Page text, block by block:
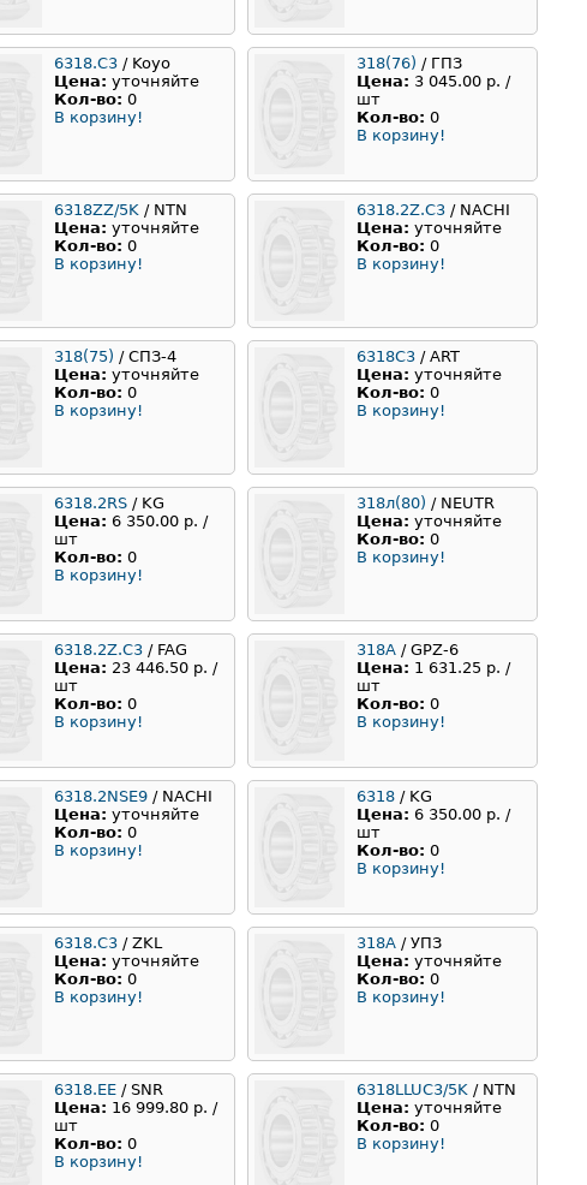
6318.С3 / Koyo
Цена: уточняйте
Кол-во: 0
В корзину!
318(76) / ГПЗ
Цена: 3 045.00 р. /
шт
Кол-во: 0
В корзину!
6318ZZ/5K / NTN
Цена: уточняйте
Кол-во: 0
В корзину!
6318.2Z.C3 / NACHI
Цена: уточняйте
Кол-во: 0
В корзину!
318(75) / СПЗ-4
Цена: уточняйте
Кол-во: 0
В корзину!
6318C3 / ART
Цена: уточняйте
Кол-во: 0
В корзину!
6318.2RS / KG
Цена: 6 350.00 р. /
шт
Кол-во: 0
В корзину!
318л(80) / NEUTR
Цена: уточняйте
Кол-во: 0
В корзину!
6318.2Z.C3 / FAG
Цена: 23 446.50 р. /
шт
Кол-во: 0
В корзину!
318А / GPZ-6
Цена: 1 631.25 р. /
шт
Кол-во: 0
В корзину!
6318.2NSE9 / NACHI
Цена: уточняйте
Кол-во: 0
В корзину!
6318 / KG
Цена: 6 350.00 р. /
шт
Кол-во: 0
В корзину!
6318.С3 / ZKL
Цена: уточняйте
Кол-во: 0
В корзину!
318А / УПЗ
Цена: уточняйте
Кол-во: 0
В корзину!
6318.EE / SNR
Цена: 16 999.80 р. /
шт
Кол-во: 0
В корзину!
6318LLUC3/5K / NTN
Цена: уточняйте
Кол-во: 0
В корзину!